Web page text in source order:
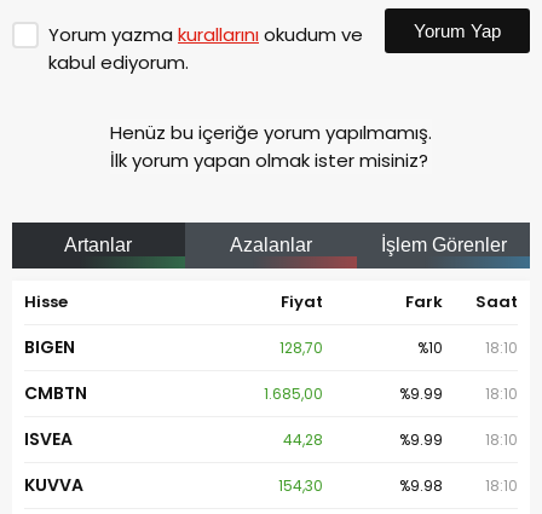
Yorum yazma kurallarınıokudum ve
kabul ediyorum.
Yorum Yap
Henüz bu içeriğe yorum yapılmamış.
İlk yorum yapan olmak ister misiniz?
Artanlar Azalanlar İşlem Görenler
Hisse Fiyat Fark Saat
BIGEN 128,70 %10 18:10
CMBTN 1.685,00 %9.99 18:10
ISVEA 44,28 %9.99 18:10
KUVVA 154,30 %9.98 18:10